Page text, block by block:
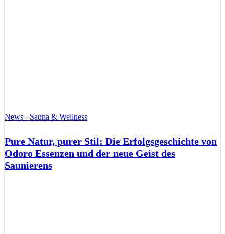
News - Sauna & Wellness
Pure Natur, purer Stil: Die Erfolgsgeschichte von
Odoro Essenzen und der neue Geist des
Saunierens